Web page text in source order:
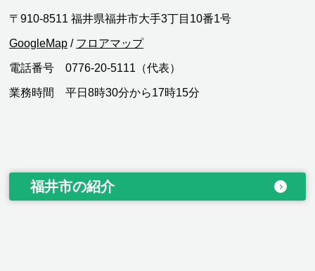
〒910-8511 福井県福井市大手3丁目10番1号
GoogleMap / フロアマップ
電話番号 0776-20-5111（代表）
業務時間 平日8時30分から17時15分
福井市の紹介